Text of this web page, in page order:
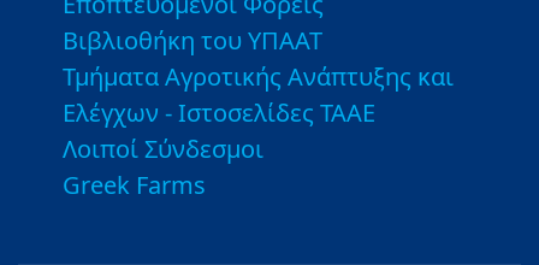
Βιβλιοθήκη του ΥΠΑΑΤ
Τμήματα Αγροτικής Ανάπτυξης και
Ελέγχων - Ιστοσελίδες ΤΑΑΕ
Λοιποί Σύνδεσμοι
Greek Farms